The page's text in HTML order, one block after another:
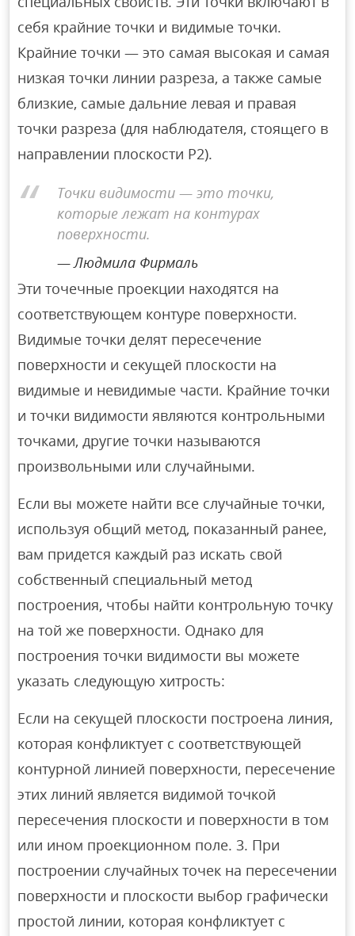
себя крайние точки и видимые точки.
Крайние точки — это самая высокая и самая
низкая точки линии разреза, а также самые
близкие, самые дальние левая и правая
точки разреза (для наблюдателя, стоящего в
направлении плоскости P2).
Точки видимости — это точки,
которые лежат на контурах
поверхности.
Людмила Фирмаль
Эти точечные проекции находятся на
соответствующем контуре поверхности.
Видимые точки делят пересечение
поверхности и секущей плоскости на
видимые и невидимые части. Крайние точки
и точки видимости являются контрольными
точками, другие точки называются
произвольными или случайными.
Если вы можете найти все случайные точки,
используя общий метод, показанный ранее,
вам придется каждый раз искать свой
собственный специальный метод
построения, чтобы найти контрольную точку
на той же поверхности. Однако для
построения точки видимости вы можете
указать следующую хитрость:
Если на секущей плоскости построена линия,
которая конфликтует с соответствующей
контурной линией поверхности, пересечение
этих линий является видимой точкой
пересечения плоскости и поверхности в том
или ином проекционном поле. 3. При
построении случайных точек на пересечении
поверхности и плоскости выбор графически
простой линии, которая конфликтует с